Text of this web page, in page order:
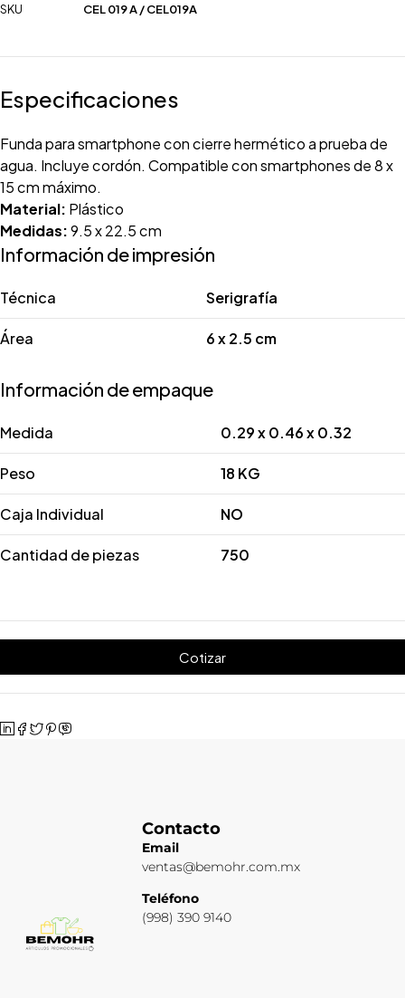
SKU CEL 019 A / CEL019A
Especificaciones
Funda para smartphone con cierre hermético a prueba de
agua. Incluye cordón. Compatible con smartphones de 8 x
15 cm máximo.
Material: Plástico
Medidas:9.5 x 22.5 cm
Información de impresión
Técnica Serigrafía
Área 6 x 2.5 cm
Información de empaque
Medida 0.29 x 0.46 x 0.32
Peso 18 KG
Caja Individual NO
Cantidad de piezas 750
Cotizar
Contacto
Email
ventas@bemohr.com.mx
Teléfono
(998) 390 9140